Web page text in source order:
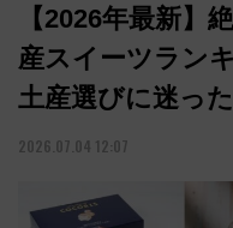
【2026年最新】
産スイーツラン
土産選びに迷っ
2026.07.04 12:07